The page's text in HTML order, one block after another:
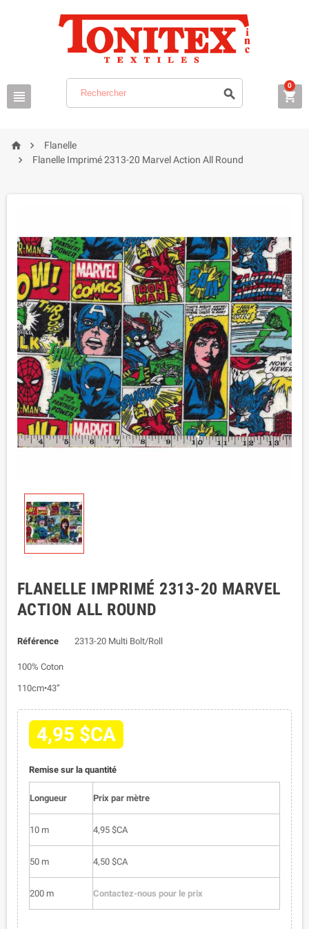
  
0
  Flanelle
 Flanelle Imprimé 2313-20 Marvel Action All Round
FLANELLE IMPRIMÉ 2313-20 MARVEL
ACTION ALL ROUND
Référence 2313-20 Multi Bolt/Roll
100% Coton
110cm•43”
4,95 $CA
Remise sur la quantité
Longueur Prix par mètre
10 m 4,95 $CA
50 m 4,50 $CA
200 m Contactez-nous pour le prix